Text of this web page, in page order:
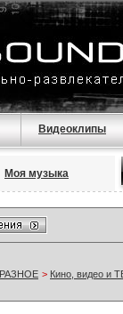
Видеоклипы
Моя музыка
РАЗНОЕ > Кино, видео и